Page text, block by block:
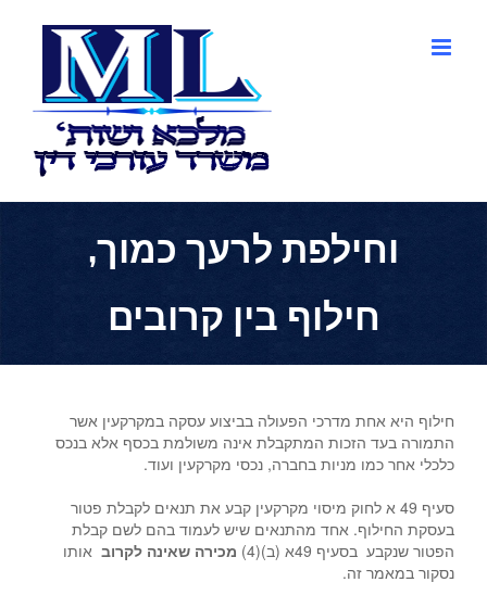
וחילפת לרעך כמוך,
חילוף בין קרובים
חילוף היא אחת מדרכי הפעולה בביצוע עסקה במקרקעין אשר
התמורה בעד הזכות המתקבלת אינה משולמת בכסף אלא בנכס
כלכלי אחר כמו מניות בחברה, נכסי מקרקעין ועוד.
סעיף 49 א לחוק מיסוי מקרקעין קבע את תנאים לקבלת פטור
בעסקת החילוף. אחד מהתנאים שיש לעמוד בהם לשם קבלת
הפטור שנקבע בסעיף 49א (ב)(4)
מכירה שאינה לקרוב אותו
נסקור במאמר זה.